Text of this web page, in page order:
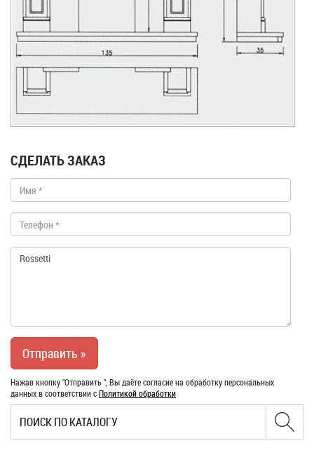
СДЕЛАТЬ ЗАКАЗ
Нажав кнопку "Отправить ", Вы даёте согласие на обработку персональных
данных в соответствии сПолитикой обработки